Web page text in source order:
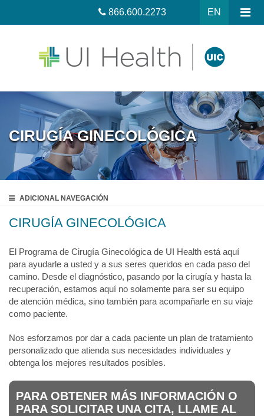
EN
866.600.2273
CIRUGÍA GINECOLÓGICA
ADICIONAL NAVEGACIÓN
CIRUGÍA GINECOLÓGICA
El Programa de Cirugía Ginecológica de UI Health está aquí
para ayudarle a usted y a sus seres queridos en cada paso del
camino. Desde el diagnóstico, pasando por la cirugía y hasta la
recuperación, estamos aquí no solamente para ser su equipo
de atención médica, sino también para acompañarle en su viaje
como paciente.
Nos esforzamos por dar a cada paciente un plan de tratamiento
personalizado que atienda sus necesidades individuales y
obtenga los mejores resultados posibles.
PARA OBTENER MÁS INFORMACIÓN O
PARA SOLICITAR UNA CITA, LLAME AL